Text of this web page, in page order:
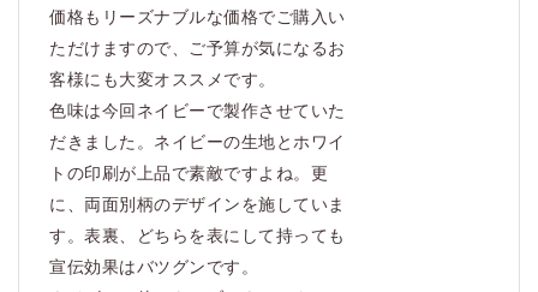
価格もリーズナブルな価格でご購入い
ただけますので、ご予算が気になるお
客様にも大変オススメです。
色味は今回ネイビーで製作させていた
だきました。ネイビーの生地とホワイ
トの印刷が上品で素敵ですよね。更
に、両面別柄のデザインを施していま
す。表裏、どちらを表にして持っても
宣伝効果はバツグンです。